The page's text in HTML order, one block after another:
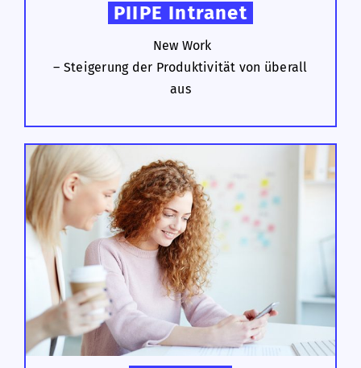
PIIPE Intranet
New Work
– Steigerung der Produktivität von überall
aus